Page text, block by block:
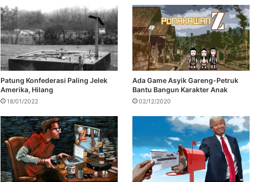
Patung Konfederasi Paling Jelek
Amerika, Hilang
18/01/2022
Ada Game Asyik Gareng-Petruk
Bantu Bangun Karakter Anak
02/12/2020